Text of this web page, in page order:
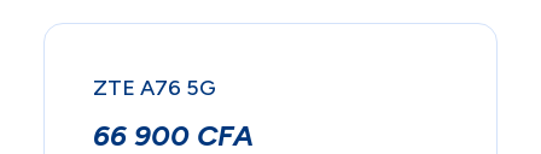
ZTE A76 5G
66 900 CFA